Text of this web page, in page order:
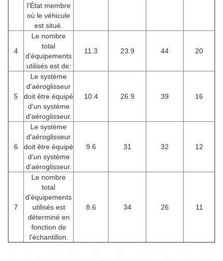
l'État membre
où le véhicule
est situé.
4
Le nombre
total
d'équipements
utilisés est de:
11.3 23.9 44 20
5
Le système
d'aéroglisseur
doit être équipé
d'un système
d'aéroglisseur.
10.4 26.9 39 16
6
Le système
d'aéroglisseur
doit être équipé
d'un système
d'aéroglisseur.
9.6 31 32 12
7
Le nombre
total
d'équipements
utilisés est
déterminé en
fonction de
l'échantillon.
8.6 34 26 11